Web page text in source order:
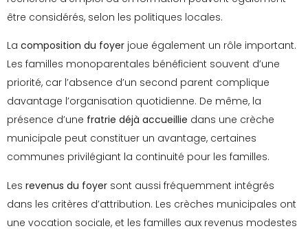
être considérés, selon les politiques locales.
La composition du foyer joue également un rôle important.
Les familles monoparentales bénéficient souvent d’une
priorité, car l’absence d’un second parent complique
davantage l’organisation quotidienne. De même, la
présence d’une fratrie déjà accueillie dans une crèche
municipale peut constituer un avantage, certaines
communes privilégiant la continuité pour les familles.
Les revenus du foyer sont aussi fréquemment intégrés
dans les critères d’attribution. Les crèches municipales ont
une vocation sociale, et les familles aux revenus modestes